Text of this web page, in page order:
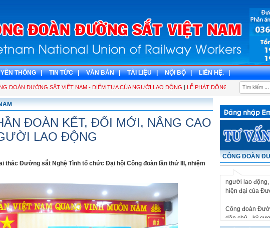
THỐNG | TIN TỨC | VĂN BẢN | TÀI LIỆU | NỘI BỘ | LIÊN HỆ. |
ĐOÀN ĐƯỜNG SẮT VIỆT NAM - ĐIỂM TỰA CỦA NGƯỜI LAO ĐỘNG|LỄ PHÁT ĐỘNG THI ĐUA VÀ KHỞI
ĐOÀN KẾT, ĐỔI MỚI, NÂNG CAO
LAO ĐỘNG
thác Đường sắt Nghệ Tĩnh tổ chức Đại hội Công đoàn lần thứ III, nhiệm
CÔNG ĐOÀN
Công đoàn
dân chủ - kỷ
người lao
hiện đại của
Công đoàn
dân chủ - kỷ
người lao